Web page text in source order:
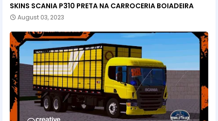
SKINS SCANIA P310 PRETA NA CARROCERIA BOIADEIRA
August 03, 2023